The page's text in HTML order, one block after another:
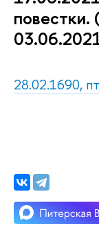
28.02.1690,